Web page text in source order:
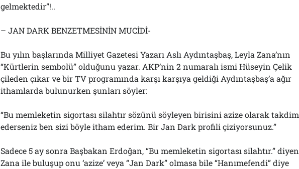
gelmektedir”!..
– JAN DARK BENZETMESİNİN MUCİDİ-
Bu yılın başlarında Milliyet Gazetesi Yazarı Aslı Aydıntaşbaş, Leyla Zana’nın
“Kürtlerin sembolü” olduğunu yazar. AKP’nin 2 numaralı ismi Hüseyin Çelik
çileden çıkar ve bir TV programında karşı karşıya geldiği Aydıntaşbaş’a ağır
ithamlarda bulunurken şunları söyler:
“Bu memleketin sigortası silahtır sözünü söyleyen birisini azize olarak takdim
ederseniz ben sizi böyle itham ederim. Bir Jan Dark profili çiziyorsunuz.”
Sadece 5 ay sonra Başbakan Erdoğan, “Bu memleketin sigortası silahtır.” diyen
Zana ile buluşup onu ‘azize’ veya “Jan Dark” olmasa bile “Hanımefendi” diye